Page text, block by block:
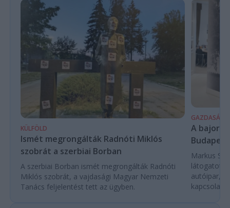
KÜLFÖLD
Ismét megrongálták Radnóti Miklós
szobrát a szerbiai Borban
A szerbiai Borban ismét megrongálták Radnóti
Miklós szobrát, a vajdasági Magyar Nemzeti
Tanács feljelentést tett az ügyben.
GAZDASÁG
A bajor
Markus
látogatott
autóipar,